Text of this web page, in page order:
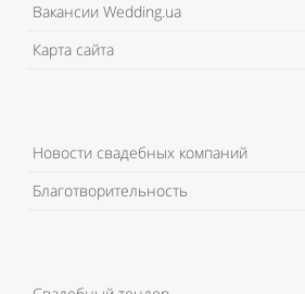
Вакансии Wedding.ua
Карта сайта
Новости свадебных компаний
Благотворительность